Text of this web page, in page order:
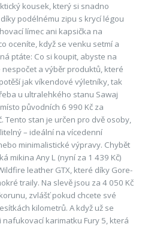
kousek, který si snadno
podélnému zipu s krycí légou
límec ani kapsička na
oceníte, když se venku setmí a
ptáte: Co si koupit, abyste na
a výběr produktů, které
jak víkendové výletníky, tak
u ultralehkého stanu Sawaj
původních 6 990 Kč za
Tento stan je určen pro dvě osoby,
– ideální na vícedenní
minimalistické výpravy. Chybět
mikina Any L (nyní za 1 439 Kč)
leather GTX, které díky Gore-
traily. Na slevě jsou za 4 050 Kč
zvlášť pokud chcete své
kilometrů. A když už se
karimatku Fury 5, která